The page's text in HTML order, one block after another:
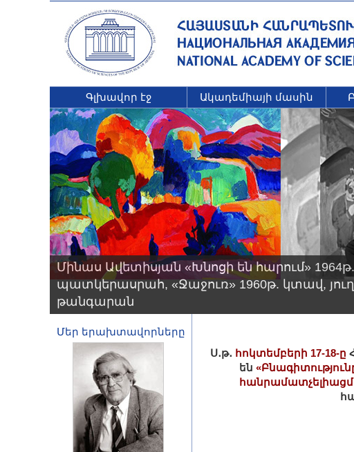
Գլխավոր էջ Ակադեմիայի մասին
Մինաս Ավետիսյան «Խնոցի են հարում»
պատկերասրահ, «Ջաջուռ» 1960թ. կտավ,
թանգարան
Մեր երախտավորները
Ս․թ․ հոկտեմբերի 17-18-ը
են